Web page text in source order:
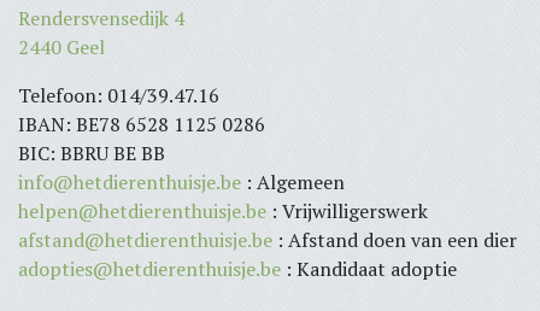
Rendersvensedijk 4
2440 Geel
Telefoon: 014/39.47.16
IBAN: BE78 6528 1125 0286
BIC: BBRU BE BB
info@hetdierenthuisje.be : Algemeen
helpen@hetdierenthuisje.be : Vrijwilligerswerk
afstand@hetdierenthuisje.be : Afstand doen van een dier
adopties@hetdierenthuisje.be : Kandidaat adoptie